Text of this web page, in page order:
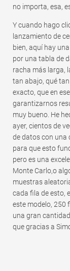
no importa, esa,
Y cuando hago
lanzamiento de
bien, aquí hay
por una tabla de
racha más larga,
tan abajo, qué
exacto, que en
garantizarnos
muy bueno. He
ayer, cientos de
de datos con una
para que esto
pero es una
Monte Carlo,o
muestras
cada fila de esto,
este modelo, 250
una gran
que gracias a